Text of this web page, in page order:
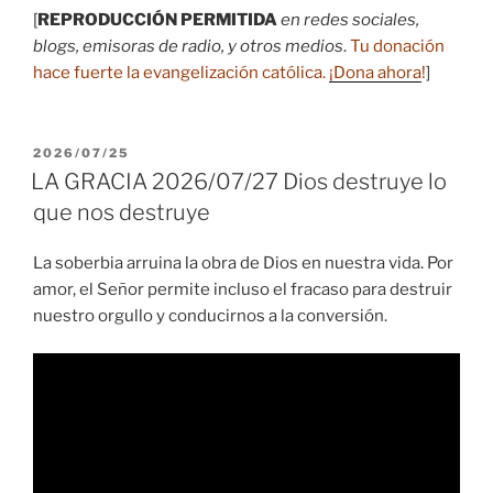
[REPRODUCCIÓN PERMITIDA en redes sociales,
blogs, emisoras de radio, y otros medios.Tu donación
hace fuerte la evangelización católica. ¡Dona ahora!]
PUBLICADO
EL
2026/07/25
LA GRACIA 2026/07/27 Dios destruye lo
que nos destruye
La soberbia arruina la obra de Dios en nuestra vida. Por
amor, el Señor permite incluso el fracaso para destruir
nuestro orgullo y conducirnos a la conversión.